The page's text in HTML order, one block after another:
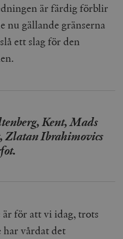
är färdig förblir
nu gällande gränserna
ett slag för den
Kent, Mads
Ibrahimovics
för att vi idag, trots
har vårdat det